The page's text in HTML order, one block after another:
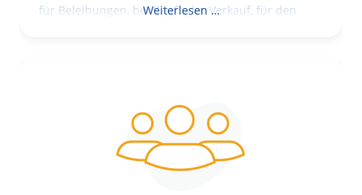
für Beleihungen, bei Kauf oder Verkauf, für den
Weiterlesen …